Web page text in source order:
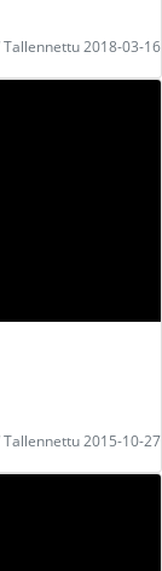
Tallennettu 2018-03-16
Tallennettu 2015-10-27